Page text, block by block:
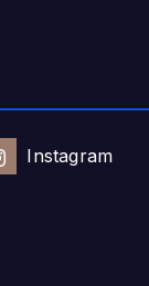
Instagram